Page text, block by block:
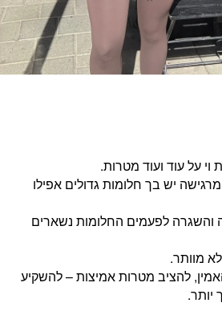
על עוד ועוד מטרות.
יש בך חלומות גדולים אפילו
לפעמים החלומות נשארים
מוותר.
להציב מטרות אמיצות – להשקיע
יותר.